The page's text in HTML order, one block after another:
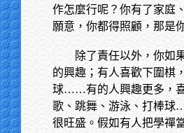
作怎麼行呢？你有了家庭
願意，你都得照顧，那是
除了責任以外，你如
的興趣；有人喜歡下圍棋
球……有的人興趣更多，
歌、跳舞、游泳、打棒
很旺盛。假如有人把學禪